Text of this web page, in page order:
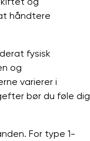
håndtere
fysisk
og
varierer i
bør du føle dig
For type 1-